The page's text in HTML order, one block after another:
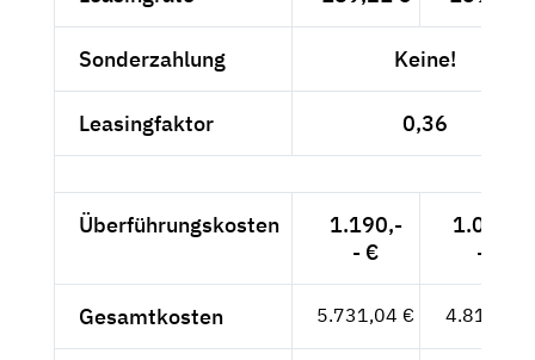
Sonderzahlung Keine!
Leasingfaktor 0,36
Überführungskosten
1.190,-
- €
1.000,-
- €
Gesamtkosten 5.731,04 € 4.816,-- €